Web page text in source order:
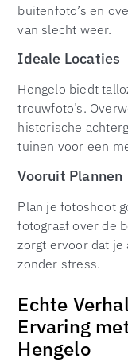
buitenfoto’s en
van slecht weer.
Ideale Locaties
Hengelo biedt
trouwfoto’s.
historische
tuinen voor een
Vooruit Plannen
Plan je fotoshoot
fotograaf over de
zorgt ervoor dat je
zonder stress.
Echte
Ervaring
Hengelo